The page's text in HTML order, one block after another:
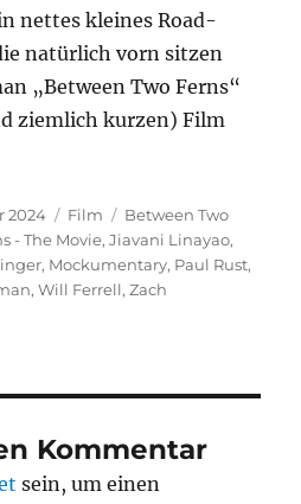
nettes kleines Road-
natürlich vorn sitzen
„Between Two Ferns“
ziemlich kurzen) Film
2024 Kategorien
Film Schlagwörter
Between Two
- The Movie,Jiavani Linayao,
, Mockumentary, Paul Rust,
,Will Ferrell,Zach
Kommentar
sein, um einen